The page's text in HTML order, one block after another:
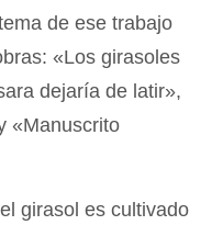
de ese trabajo
«Los girasoles
dejaría de latir»,
«Manuscrito
girasol es cultivado